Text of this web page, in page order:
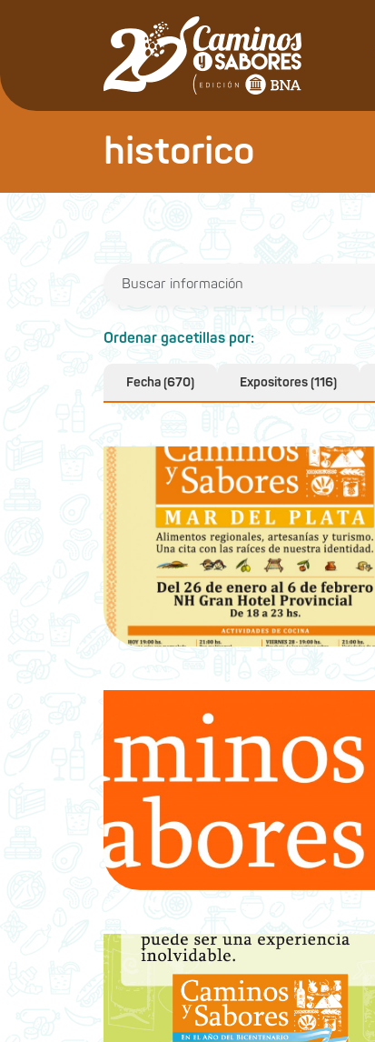
historico
Ordenar gacetillas por:
Fecha (670) Expositores (116)